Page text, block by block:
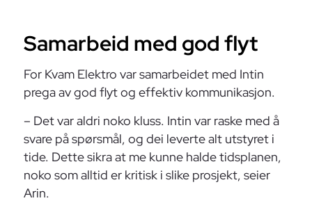
Samarbeid med god flyt
For Kvam Elektro var samarbeidet med Intin
prega av god flyt og effektiv kommunikasjon.
– Det var aldri noko kluss. Intin var raske med å
svare på spørsmål, og dei leverte alt utstyret i
tide. Dette sikra at me kunne halde tidsplanen,
noko som alltid er kritisk i slike prosjekt, seier
Arin.